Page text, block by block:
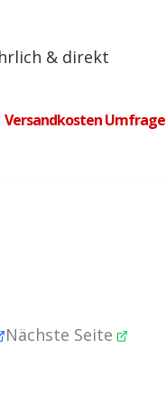
& direkt
Versandkosten Umfrage
Nächste Seite